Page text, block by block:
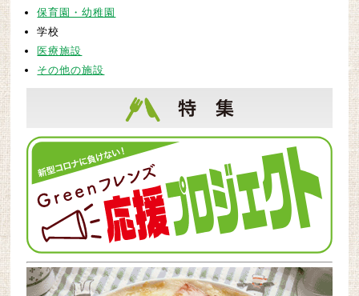
保育園・幼稚園
学校
医療施設
その他の施設
2019/04/23 早良区のお店「こもれびガーデン」が追加に
なりました。
2019/04/18 北九州のお店「田中屋」が追加になりまし
2019/02/07 筑後のお店「かぐらや」が追加になりまし
た。
2019/01/07 北九州の保育園「なの花 子どもの家」が追加
になりました。
2018/12/19 スマートフォンでもご覧いただけるようにな
りました。
2018/11/26 北九州のお店「花千里」が追加になりまし
た。
2018/11/13南区のお店「マリィ」が追加になりました。
2018/10/24早良区のお店「ぶぁん」が追加になりまし